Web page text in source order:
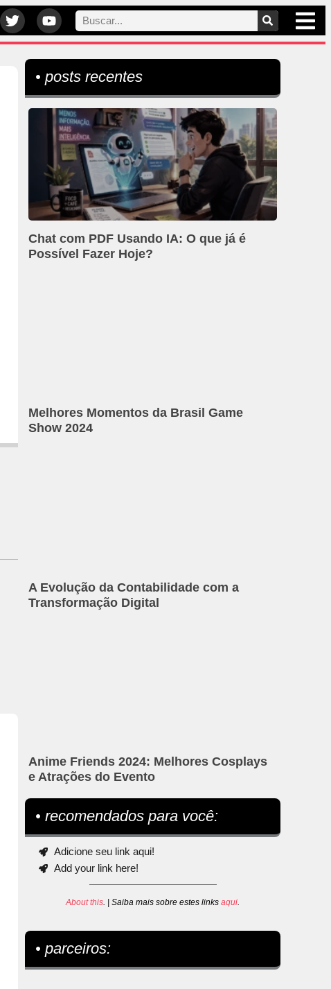
• posts recentes
Chat com PDF Usando IA: O que já é
Possível Fazer Hoje?
Melhores Momentos da Brasil Game
Show 2024
A Evolução da Contabilidade com a
Transformação Digital
Anime Friends 2024: Melhores Cosplays
e Atrações do Evento
• recomendados para você:
Adicione seu link aqui!
Add your link here!
About this. | Saiba mais sobre estes linksaqui.
• parceiros: